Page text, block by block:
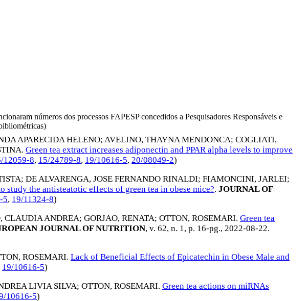
números dos processos FAPESP concedidos a Pesquisadores Responsáveis e
APARECIDA HELENO; AVELINO, THAYNA MENDONCA; COGLIATI,
. Green tea extract increases adiponectin and PPAR alpha levels to improve
12059-8, 15/24789-8, 19/10616-5, 20/08049-2)
; DE ALVARENGA, JOSE FERNANDO RINALDI; FIAMONCINI, JARLEI;
the antisteatotic effects of green tea in obese mice?. JOURNAL OF
5, 19/11324-8)
CLAUDIA ANDREA; GORJAO, RENATA; OTTON, ROSEMARI. Green tea
JOURNAL OF NUTRITION, v. 62, n. 1, p. 16-pg., 2022-08-22.
ROSEMARI. Lack of Beneficial Effects of Epicatechin in Obese Male and
19/10616-5)
LIVIA SILVA; OTTON, ROSEMARI. Green tea actions on miRNAs
10616-5)